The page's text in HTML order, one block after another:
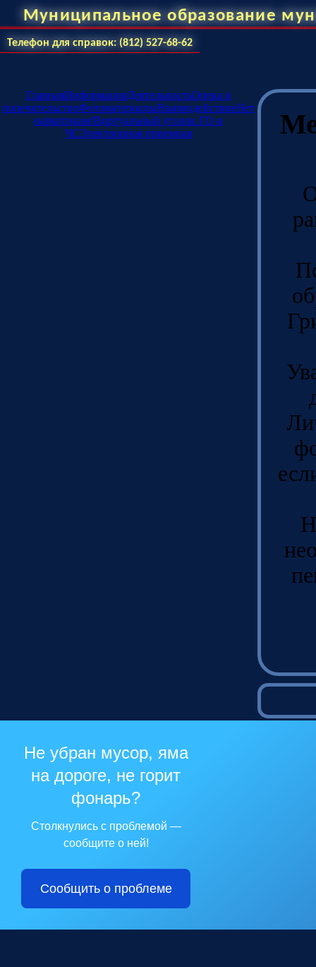
Муниципальное образование
Телефон для справок: (812) 527-68-62
ГлавнаяИнформацияДеятельностьОпека и
попечительствоФотоматериалыВзаимодействиеНет
наркотикам!Виртуальный уголок ГО и
ЧСЭлектронная приемная
Не убран мусор, яма
на дороге, не горит
фонарь?
Столкнулись с проблемой —
сообщите о ней!
Сообщить о проблеме